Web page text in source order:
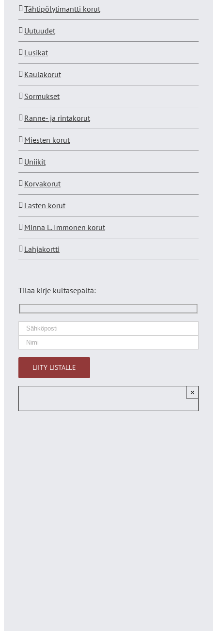
Tähtipölytimantti korut
Uutuudet
Lusikat
Kaulakorut
Sormukset
Ranne- ja rintakorut
Miesten korut
Uniikit
Korvakorut
Lasten korut
Minna L. Immonen korut
Lahjakortti
Tilaa kirje kultasepältä:
×